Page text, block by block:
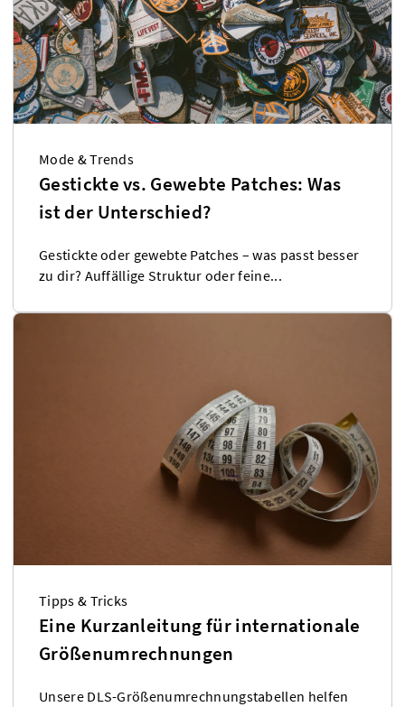
Mode & Trends
Gestickte vs. Gewebte Patches: Was
ist der Unterschied?
Gestickte oder gewebte Patches – was passt besser
zu dir? Auffällige Struktur oder feine...
Tipps & Tricks
Eine Kurzanleitung für internationale
Größenumrechnungen
Unsere DLS-Größenumrechnungstabellen helfen